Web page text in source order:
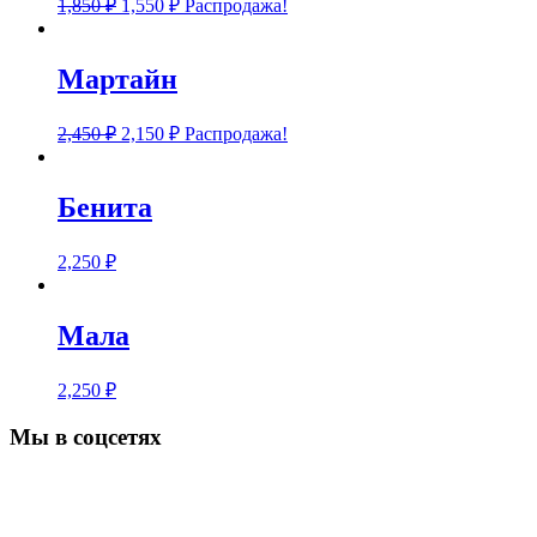
1,850₽ 1,550 ₽ Распродажа!
Мартайн
2,450₽ 2,150 ₽ Распродажа!
Бенита
2,250 ₽
Мала
2,250 ₽
Мы в соцсетях